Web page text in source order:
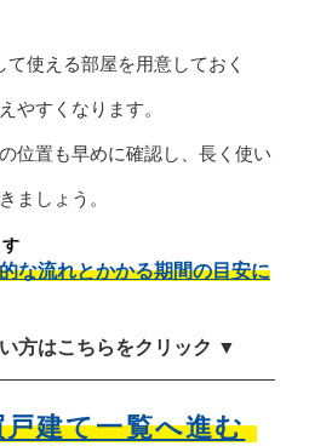
使える部屋を用意しておく
やすくなります。
位置も早めに確認し、長く使い
ましょう。
な流れとかかる期間の目安に
方はこちらをクリック ▼
建て一覧へ進む